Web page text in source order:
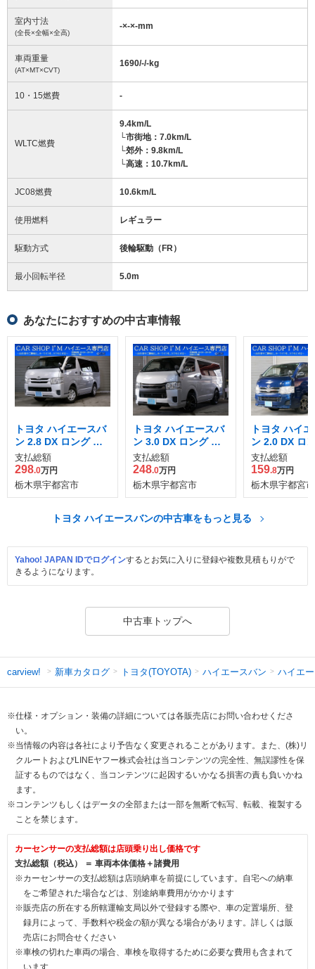
室内寸法
(全長×全幅×全高)
-×-×-mm
車両重量
(AT×MT×CVT)
1690/-/-kg
10・15燃費 -
WLTC燃費
9.4km/L
└市街地：7.0km/L
└郊外：9.8km/L
└高速：10.7km/L
JC08燃費 10.6km/L
使用燃料 レギュラー
駆動方式 後輪駆動（FR）
最小回転半径 5.0m
あなたにおすすめの中古車情報
トヨタ ハイエースバ
ン 2.8 DX ロング デ
ィーゼルターボ
支払総額
298.0万円
栃木県宇都宮市
トヨタ ハイエースバ
ン 3.0 DX ロング デ
ィーゼルターボ
支払総額
248.0万円
栃木県宇都宮市
トヨタ ハイ
ン 2.0 DX ロ
パッケージ
支払総額
159.8万円
栃木県宇都宮市
トヨタ ハイエースバンの中古車をもっと見る
Yahoo! JAPAN IDでログインするとお気に入りに登録や複数見積もりがで
きるようになります。
中古車トップへ
carview! 新車カタログ トヨタ(TOYOTA) ハイエースバン ハイエ
※仕様・オプション・装備の詳細については各販売店にお問い合わせくださ
い。
※当情報の内容は各社により予告なく変更されることがあります。また、(株)リ
クルートおよびLINEヤフー株式会社は当コンテンツの完全性、無誤謬性を保
証するものではなく、当コンテンツに起因するいかなる損害の責も負いかね
ます。
※コンテンツもしくはデータの全部または一部を無断で転写、転載、複製する
ことを禁じます。
カーセンサーの支払総額は店頭乗り出し価格です
支払総額（税込） ＝ 車両本体価格＋諸費用
※カーセンサーの支払総額は店頭納車を前提にしています。自宅への納車
をご希望された場合などは、別途納車費用がかかります
※販売店の所在する所轄運輸支局以外で登録する際や、車の定置場所、登
録月によって、手数料や税金の額が異なる場合があります。詳しくは販
売店にお問合せください
※車検の切れた車両の場合、車検を取得するために必要な費用も含まれて
います